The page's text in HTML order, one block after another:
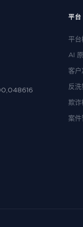
平台
平台
AI
客户
反洗
欺诈
案件